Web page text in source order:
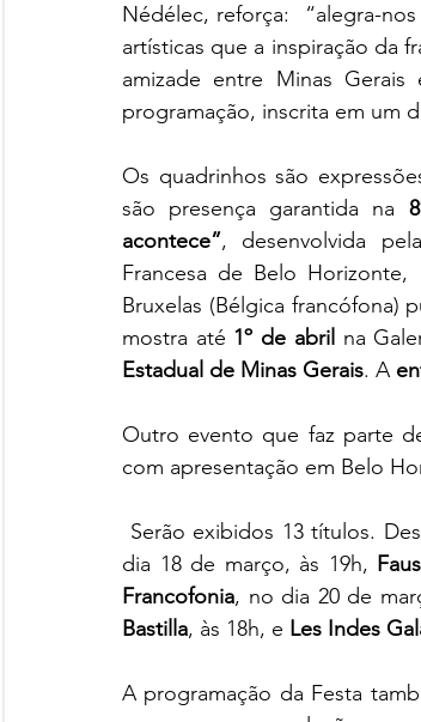
Nédélec, reforça:  “alegra-
artísticas que a inspiração da
amizade entre Minas
programação, inscrita em um
Os quadrinhos são
são presença garantida na
acontece”, desenvolvida
Francesa de Belo
Bruxelas (Bélgica
mostra até 1º de abril na
Estadual de Minas Gerais. A
Outro evento que faz parte
com apresentação em Belo
Serão exibidos 13 títulos.
dia 18 de março, às 19h,
Francofonia, no dia 20 de
Bastilla, às 18h, e Les Indes
A programação da Festa